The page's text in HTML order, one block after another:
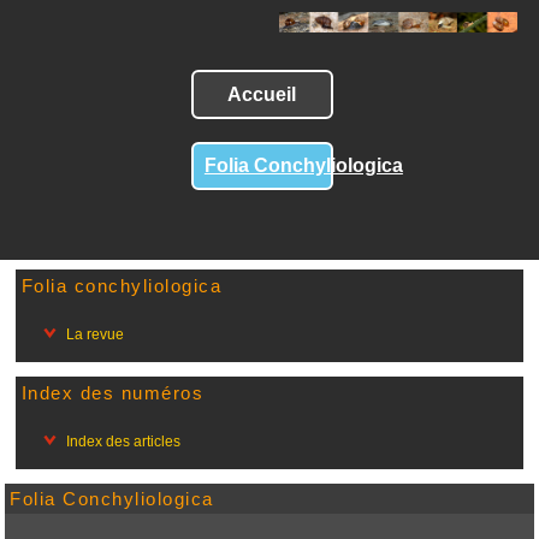
Accueil
Folia Conchyliologica
Folia conchyliologica
La revue
Index des numéros
Index des articles
Folia Conchyliologica